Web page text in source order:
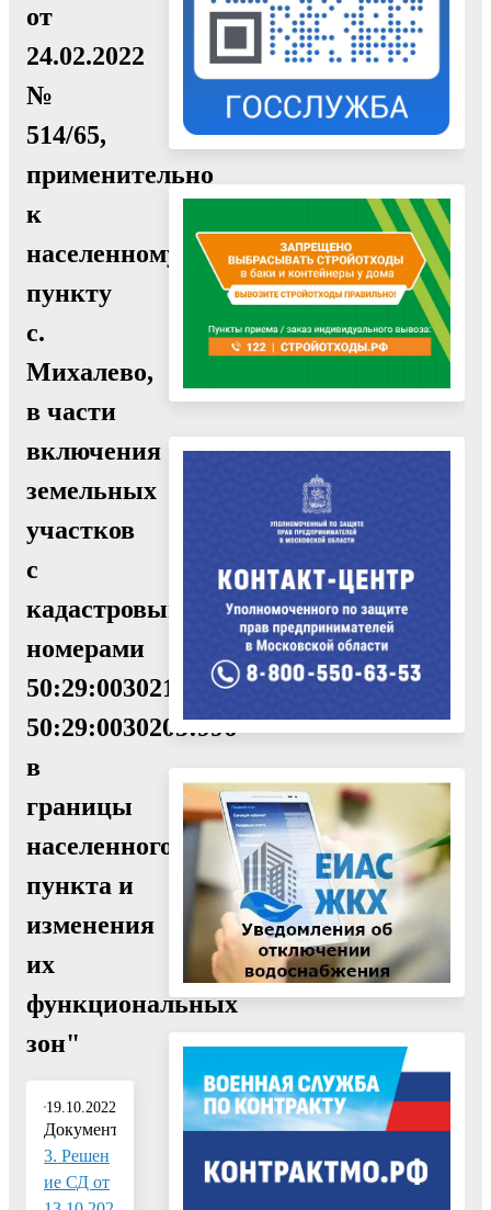
от
24.02.2022
№
514/65,
применительно
к
населенному
пункту
с.
Михалево,
в части
включения
земельных
участков
с
кадастровыми
номерами
50:29:0030214:2254,
50:29:0030205:996
в
границы
населенного
пункта и
изменения
их
функциональных
зон"
19.10.2022
Документ:
3. Решен
ие СД от